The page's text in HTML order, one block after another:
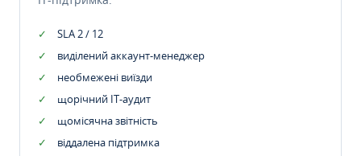
SLA 2 / 12
виділений аккаунт-менеджер
необмежені виїзди
щорічний IT-аудит
щомісячна звітність
віддалена підтримка